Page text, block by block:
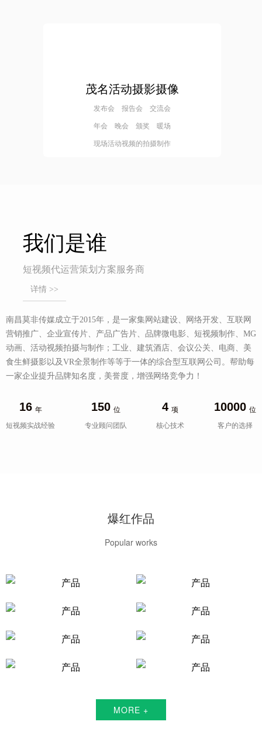
茂名活动摄影摄像
发布会 报告会 交流会
年会 晚会 颁奖 暖场
现场活动视频的拍摄制作
我们是谁
短视频代运营策划方案服务商
详情 >>
南昌莫非传媒成立于2015年，是一家集网站建设、网络开发、互联网
营销推广、企业宣传片、产品广告片、品牌微电影、短视频制作、MG
动画、活动视频拍摄与制作；工业、建筑酒店、会议公关、电商、美
食生鲜摄影以及VR全景制作等等于一体的综合型互联网公司。帮助每
一家企业提升品牌知名度，美誉度，增强网络竞争力！
16 年
短视频实战经验
150 位
专业顾问团队
4 项
核心技术
10000 位
客户的选择
爆红作品
Popular works
MORE +